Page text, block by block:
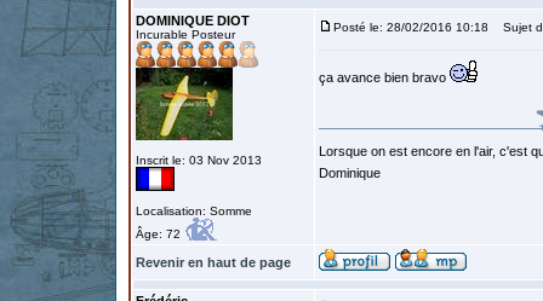
DOMINIQUE DIOT
Incurable Posteur
Inscrit le: 03 Nov 2013
Localisation: Somme
Âge: 72
Posté le: 28/02/2016 10:18 Sujet
ça avance bien bravo
Lorsque on est encore en l'air, c'est
Dominique
Revenir en haut de page